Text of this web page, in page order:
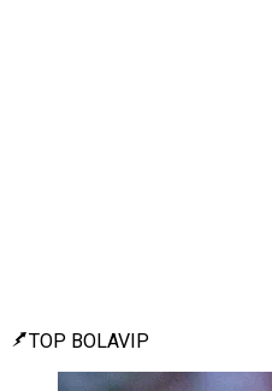
TOP BOLAVIP